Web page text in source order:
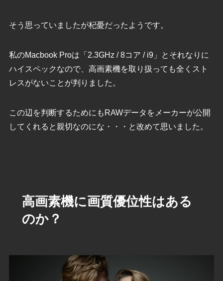
そう思っていましたが杞憂だったようです。
私のMacbook Proは「2.3GHz / 8コア / i9」とそれなりに
ハイスペックなので、高画素機を取り扱っても全くスト
レスがないことが判りました。
この辺を判断するためにもRAWデータをメーカーが公開
してくれると親切なのにな・・・と改めて思いました。
高画素機に画質優位性はある
のか？